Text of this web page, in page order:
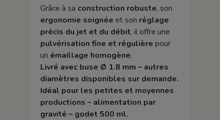
Grâce à sa construction robuste, son
ergonomie soignée et son réglage
précis du jet et du débit, il offre une
pulvérisation fine et régulière pour
un émaillage homogène.
Livré avec buse Ø 1.8 mm – autres
diamètres disponibles sur demande.
Idéal pour les petites et moyennes
productions – alimentation par
gravité – godet 500 ml.